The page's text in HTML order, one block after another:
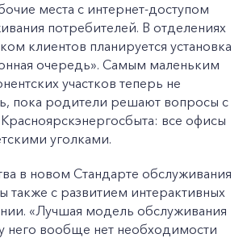
места с интернет-доступом
потребителей. В отделениях
клиентов планируется установка
очередь». Самым маленьким
участков теперь не
пока родители решают вопросы с
все офисы
уголками.
в новом Стандарте обслуживания
также с развитием интерактивных
«Лучшая модель обслуживания
него вообще нет необходимости